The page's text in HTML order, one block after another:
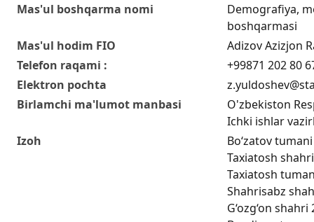
Mas'ul boshqarma nomi
Demografiya,
boshqarmasi
Mas'ul hodim FIO
Adizov Azizjon
Telefon raqami :
+99871 202 80
Elektron pochta
Birlamchi ma'lumot manbasi
O'zbekiston
Ichki ishlar
Izoh
Bo‘zatov
Taxiatosh
Taxiatosh
Shahrisabz
G‘ozg‘on